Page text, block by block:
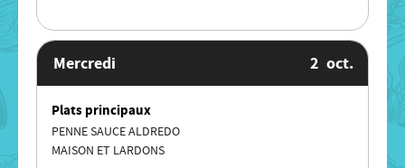
Mercredi 2 oct.
Plats principaux
PENNE SAUCE ALDREDO
MAISON ET LARDONS